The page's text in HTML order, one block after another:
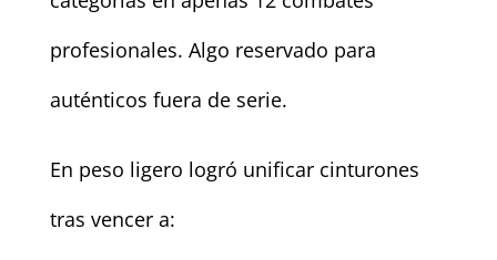
profesionales. Algo reservado para
auténticos fuera de serie.
En peso ligero logró unificar cinturones
tras vencer a: